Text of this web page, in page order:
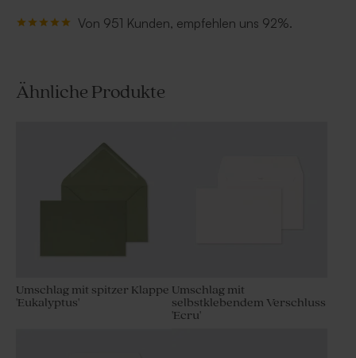
Von 951 Kunden, empfehlen uns 92%.
Ähnliche Produkte
Umschlag mit spitzer Klappe
'Eukalyptus'
Umschlag mit
selbstklebendem Verschluss
'Ecru'